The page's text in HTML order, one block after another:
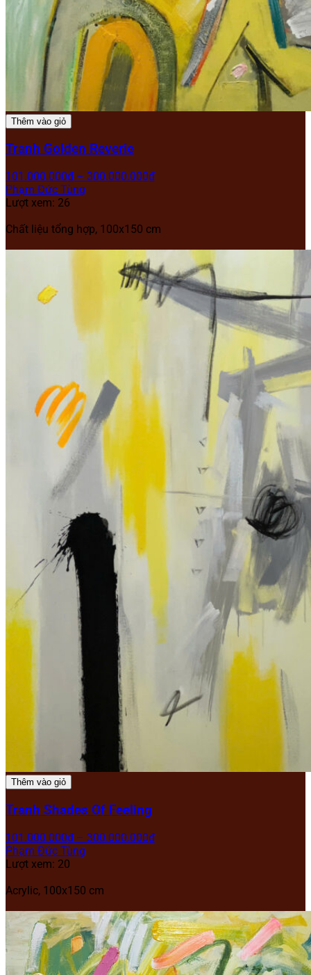
Thêm vào giỏ
Tranh Golden Reverie
101.000.000₫ – 300.000.000₫
Phạm Đức Tùng
Lượt xem: 26
Chất liệu tổng hợp, 100x150 cm
Thêm vào giỏ
Tranh Shades Of Feeling
101.000.000₫ – 300.000.000₫
Phạm Đức Tùng
Lượt xem: 20
Acrylic, 100x150 cm